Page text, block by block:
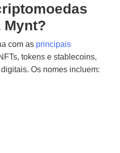
com as principais
tokens e stablecoins,
Os nomes incluem: